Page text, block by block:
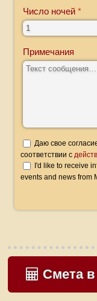
Число ночей
Примечания
Даю свое
соответствии с
I'd like to receive
events and news from
Смета